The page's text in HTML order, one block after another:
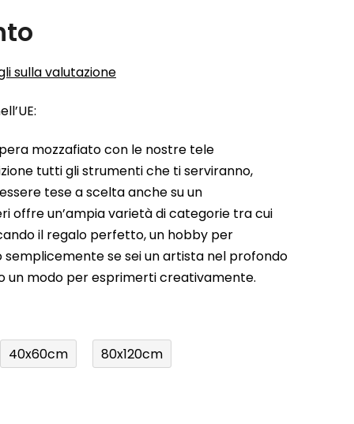
sulla valutazione
mozzafiato con le nostre tele
tutti gli strumenti che ti serviranno,
tese a scelta anche su un
offre un’ampia varietà di categorie tra cui
il regalo perfetto, un hobby per
se sei un artista nel profondo
un modo per esprimerti creativamente.
40x60cm 80x120cm